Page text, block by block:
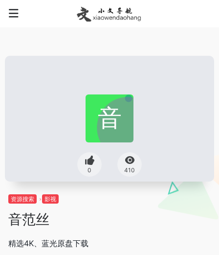
0 410
资源搜索 影视
音范丝
精选4K、蓝光原盘下载